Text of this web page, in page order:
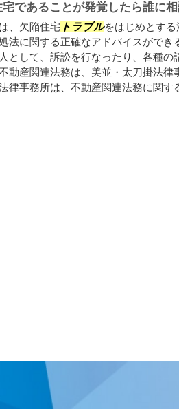
宅であることが発覚したら誰に
、欠陥住宅トラブルをはじめとす
法に関する正確なアドバイスができ
として、訴訟を行なったり、各種の
動産関連法務は、美並・太刀掛法律
律事務所は、不動産関連法務に関す